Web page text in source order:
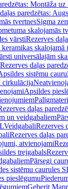
Montāža uz
paredzētas:
tvertnesSigma
skalojamās
vārstiRezerves
skalojamā
universālajām
Rezerves daļas
sistēmu
cirkulācija
Apsildes
daļas
un veidgabaliem
VeidgabaliRezerves
Rezerves daļas
atvienojami
trejgabals
Pārsegi
sistēmu caurules
pieslēgumu
Geberit